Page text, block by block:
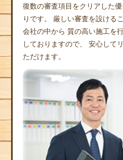
復数の審査項目をクリアした
りです。
厳しい審査を設ける
会社の中から 質の高い施工を
しておりますので、
安心して
ただけます。